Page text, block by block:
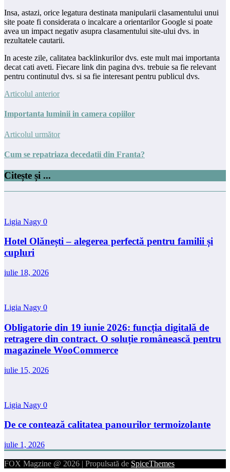
Insa, astazi, orice legatura destinata manipularii clasamentului unui
site poate fi considerata o incalcare a orientarilor Google si poate
avea un impact negativ asupra clasamentului site-ului dvs. in
rezultatele cautarii.
In aceste zile, calitatea backlinkurilor dvs. este mult mai importanta
decat cati aveti. Fiecare link din pagina dvs. trebuie sa fie relevant
pentru continutul dvs. si sa fie interesant pentru publicul dvs.
Articolul anterior
Importanta luminii in camera copiilor
Articolul următor
Cum se repatriaza decedatii din Franta?
Citește și ...
Ligia Nagy 0
Hotel Olănești – alegerea perfectă pentru familii și
cupluri
iulie 18, 2026
Ligia Nagy 0
Obligatorie din 19 iunie 2026: funcția digitală de
retragere din contract. O soluție românească pentru
magazinele WooCommerce
iulie 15, 2026
Ligia Nagy 0
De ce contează calitatea panourilor termoizolante
iulie 1, 2026
FOX Magzine @ 2026 | Propulsată de SpiceThemes